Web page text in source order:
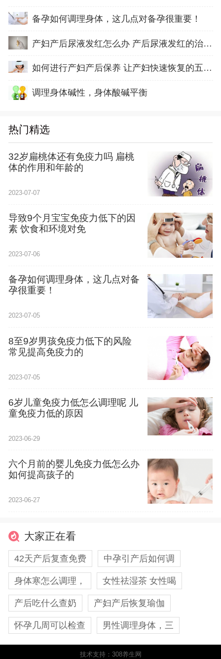
备孕如何调理身体，这几点对备孕很重要！
产妇产后尿液发红怎么办 产后尿液发红的治疗方
如何进行产妇产后保养 让产妇快速恢复的五方面
调理身体碱性，身体酸碱平衡
热门精选
32岁扁桃体还有免疫力吗 扁桃
体的作用和年龄的
2023-07-07
导致9个月宝宝免疫力低下的因
素 饮食和环境对免
2023-07-06
备孕如何调理身体，这几点对备
孕很重要！
2023-07-05
8至9岁男孩免疫力低下的风险
常见提高免疫力的
2023-07-05
6岁儿童免疫力低怎么调理呢 儿
童免疫力低的原因
2023-06-29
六个月前的婴儿免疫力低怎么办
如何提高孩子的
2023-06-27
大家正在看
42天产后复查免费 中孕引产后如何调
身体寒怎么调理， 女性祛湿茶 女性喝
产后吃什么查奶 产妇产后恢复瑜伽
怀孕几周可以检查 男性调理身体，三
技术支持：308养生网